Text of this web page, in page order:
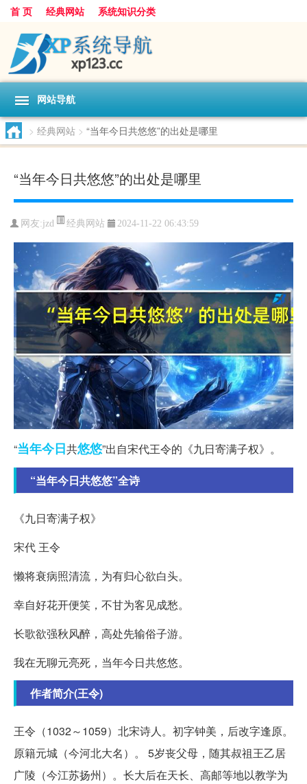
首 页 经典网站 系统知识分类
网站导航
> 经典网站 > “当年今日共悠悠”的出处是哪里
“当年今日共悠悠”的出处是哪里
网友:jzd 经典网站 2024-11-22 06:43:59
“当年今日共悠悠”出自宋代王令的《九日寄满子权》。
“当年今日共悠悠”全诗
《九日寄满子权》
宋代 王令
懒将衰病照清流，为有归心欲白头。
幸自好花开便笑，不甘为客见成愁。
长歌欲强秋风醉，高处先输俗子游。
我在无聊元亮死，当年今日共悠悠。
作者简介(王令)
王令（1032～1059）北宋诗人。初字钟美，后改字逢原。
原籍元城（今河北大名）。 5岁丧父母，随其叔祖王乙居
广陵（今江苏扬州）。长大后在天长、高邮等地以教学为